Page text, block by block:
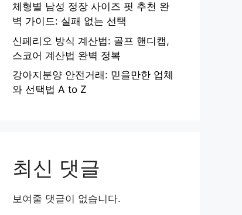
체형별 남성 정장 사이즈 핏 추천 완
벽 가이드: 실패 없는 선택
신페리오 방식 계산법: 골프 핸디캡,
스코어 계산법 완벽 정복
강아지분양 안전거래: 믿을만한 업체
와 선택법 A to Z
최신 댓글
보여줄 댓글이 없습니다.